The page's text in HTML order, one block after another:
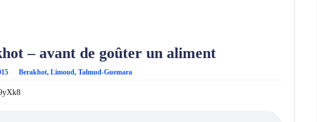
– avant de goûter un aliment
Berakhot, Limoud, Talmud-Guemara